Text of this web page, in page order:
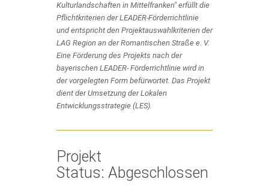
Kulturlandschaften in Mittelfranken" erfüllt die
Pflichtkriterien der LEADER-Förderrichtlinie
und entspricht den Projektauswahlkriterien der
LAG Region an der Romantischen Straße e. V.
Eine Förderung des Projekts nach der
bayerischen LEADER- Förderrichtlinie wird in
der vorgelegten Form befürwortet. Das Projekt
dient der Umsetzung der Lokalen
Entwicklungsstrategie (LES).
Projekt
Status: Abgeschlossen